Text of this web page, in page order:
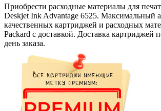
Приобрести расходные материалы для
Deskjet Ink Advantage 6525. Максимальный
качественных картриджей и расходных
Packard с доставкой. Доставка
день заказа.